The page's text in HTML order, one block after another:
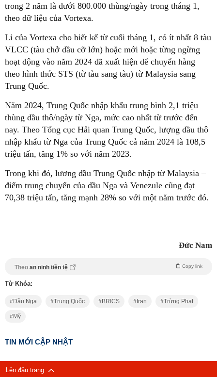
trong 2 năm là dưới 800.000 thùng/ngày trong tháng 1,
theo dữ liệu của Vortexa.
Li của Vortexa cho biết kể từ cuối tháng 1, có ít nhất 8 tàu
VLCC (tàu chở dầu cỡ lớn) hoặc mới hoặc từng ngừng
hoạt động vào năm 2024 đã xuất hiện để chuyển hàng
theo hình thức STS (từ tàu sang tàu) từ Malaysia sang
Trung Quốc.
Năm 2024, Trung Quốc nhập khẩu trung bình 2,1 triệu
thùng dầu thô/ngày từ Nga, mức cao nhất từ trước đến
nay. Theo Tổng cục Hải quan Trung Quốc, lượng dầu thô
nhập khẩu từ Nga của Trung Quốc cả năm 2024 là 108,5
triệu tấn, tăng 1% so với năm 2023.
Trong khi đó, lương dầu Trung Quốc nhập từ Malaysia –
điểm trung chuyển của dầu Nga và Venezule cũng đạt
70,38 triệu tấn, tăng mạnh 28% so với một năm trước đó.
Đức Nam
Theo an ninh tiền tệ Copy link
Từ Khóa:
Dầu Nga Trung Quốc BRICS Iran Trừng Phạt
Mỹ
TIN MỚI CẬP NHẬT
Lên đầu trang